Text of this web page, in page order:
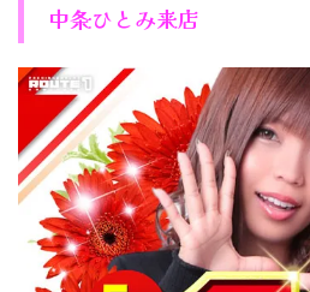
中条ひとみ来店